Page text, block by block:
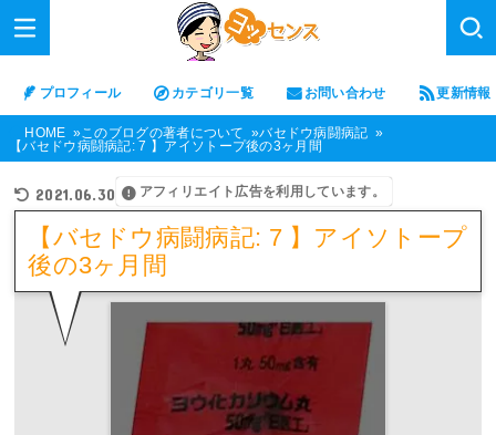
プロフィール カテゴリ一覧 お問い合わせ 更新情報
HOME このブログの著者について
バセドウ病闘病記
【バセドウ病闘病記: 7 】アイソトープ後の3ヶ月間
2021.06.30 アフィリエイト広告を利用しています。
【バセドウ病闘病記: 7 】アイソトープ
後の3ヶ月間